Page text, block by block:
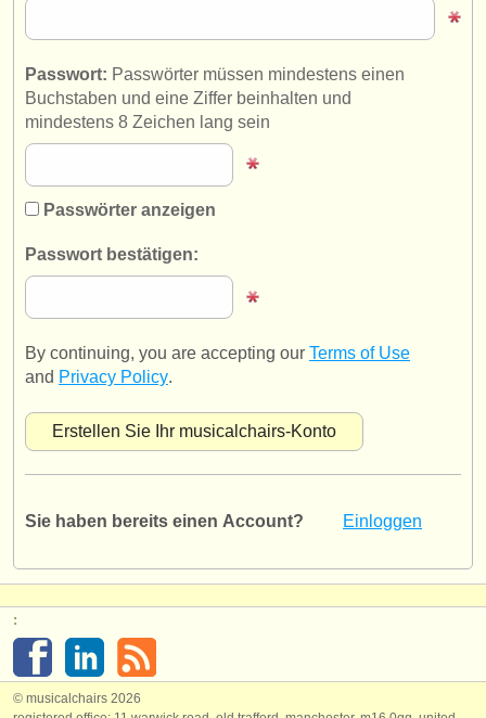
kontakt
nachrichten in der klassischen musik
anzeige veröffentlichen
ATSfaq
einloggen
Passwort: Passwörter müssen mindestens einen
Buchstaben und eine Ziffer beinhalten und
mindestens 8 Zeichen lang sein
Passwörter anzeigen
Passwort bestätigen:
By continuing, you are accepting our Terms of Use
and Privacy Policy.
Sie haben bereits einen Account? Einloggen
:
© musicalchairs 2026